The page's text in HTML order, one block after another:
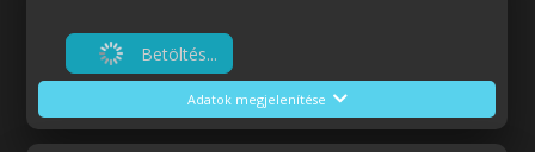
Betöltés...
Adatok megjelenítése